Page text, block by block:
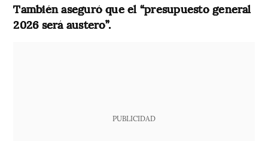
También aseguró que el “presupuesto general
2026 será austero”.
PUBLICIDAD